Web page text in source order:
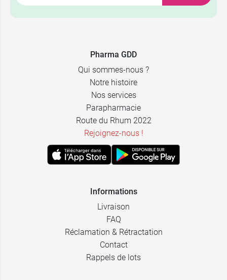
Pharma GDD
Qui sommes-nous ?
Notre histoire
Nos services
Parapharmacie
Route du Rhum 2022
Rejoignez-nous !
Informations
Livraison
FAQ
Réclamation & Rétractation
Contact
Rappels de lots